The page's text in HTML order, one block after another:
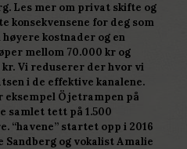
Les mer om privat skifte og
konsekvensene for deg som
kostnader og en
mellom 70.000 kr og
Vi reduserer der hvor vi
i de effektive kanalene.
eksempel Öjetrampen på
samlet tett på 1.500
“havene” startet opp i 2016
og vokalist Amalie